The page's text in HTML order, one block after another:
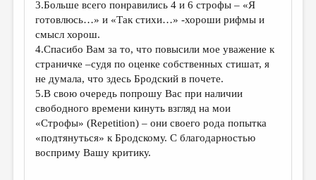
3.Больше всего понравились 4 и 6 строфы – «Я
готовлюсь…» и «Так стихи…» -хороши рифмы и
смысл хорош.
4.Спасибо Вам за то, что повысили мое уважение к
страничке –судя по оценке собственных стишат, я
не думала, что здесь Бродский в почете.
5.В свою очередь попрошу Вас при наличии
свободного времени кинуть взгляд на мои
«Строфы» (Repetition) – они своего рода попытка
«подтянуться» к Бродскому. С благодарностью
восприму Вашу критику.